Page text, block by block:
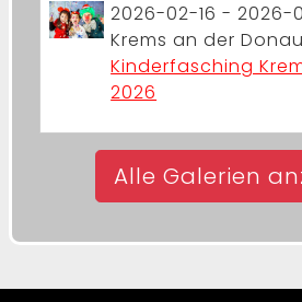
2026-02-16 - 2026-
Krems an der Donau
Kinderfasching
2026
Alle Galerien